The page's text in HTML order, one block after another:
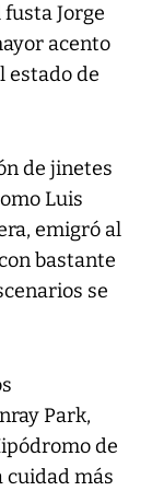
Jorge
acento
estado de
de jinetes
Luis
emigró al
bastante
se
Park,
de
cuidad más